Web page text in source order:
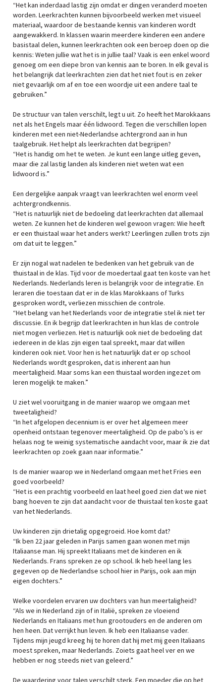
“Het kan inderdaad lastig zijn omdat er dingen veranderd moeten
worden. Leerkrachten kunnen bijvoorbeeld werken met visueel
materiaal, waardoor de bestaande kennis van kinderen wordt
aangewakkerd. In klassen waarin meerdere kinderen een andere
basistaal delen, kunnen leerkrachten ook een beroep doen op die
kennis: Weten jullie wat het is in jullie taal? Vaak is een enkel woord
genoeg om een diepe bron van kennis aan te boren. In elk geval is
het belangrijk dat leerkrachten zien dat het niet fout is en zeker
niet gevaarlijk om af en toe een woordje uit een andere taal te
gebruiken.”
De structuur van talen verschilt, legt u uit. Zo heeft het Marokkaans
net als het Engels maar één lidwoord. Tegen die verschillen lopen
kinderen met een niet-Nederlandse achtergrond aan in hun
taalgebruik. Het helpt als leerkrachten dat begrijpen?
“Het is handig om het te weten. Je kunt een lange uitleg geven,
maar die zal lastig landen als kinderen niet weten wat een
lidwoord is.”
Een dergelijke aanpak vraagt van leerkrachten wel enorm veel
achtergrondkennis.
“Het is natuurlijk niet de bedoeling dat leerkrachten dat allemaal
weten. Ze kunnen het de kinderen wel gewoon vragen: Wie heeft
er een thuistaal waar het anders werkt? Leerlingen zullen trots zijn
om dat uit te leggen.”
Er zijn nogal wat nadelen te bedenken van het gebruik van de
thuistaal in de klas. Tijd voor de moedertaal gaat ten koste van het
Nederlands. Nederlands leren is belangrijk voor de integratie. En
leraren die toestaan dat er in de klas Marokkaans of Turks
gesproken wordt, verliezen misschien de controle.
“Het belang van het Nederlands voor de integratie stel ik niet ter
discussie. En ik begrijp dat leerkrachten in hun klas de controle
niet mogen verliezen. Het is natuurlijk ook niet de bedoeling dat
iedereen in de klas zijn eigen taal spreekt, maar dat willen
kinderen ook niet. Voor hen is het natuurlijk dat er op school
Nederlands wordt gesproken, dat is inherent aan hun
meertaligheid. Maar soms kan een thuistaal worden ingezet om
leren mogelijk te maken.”
U ziet wel vooruitgang in de manier waarop we omgaan met
tweetaligheid?
“In het afgelopen decennium is er over het algemeen meer
openheid ontstaan tegenover meertaligheid. Op de pabo’s is er
helaas nog te weinig systematische aandacht voor, maar ik zie dat
leerkrachten op zoek gaan naar informatie.”
Is de manier waarop we in Nederland omgaan met het Fries een
goed voorbeeld?
“Het is een prachtig voorbeeld en laat heel goed zien dat we niet
bang hoeven te zijn dat aandacht voor de thuistaal ten koste gaat
van het Nederlands.
Uw kinderen zijn drietalig opgegroeid. Hoe komt dat?
“Ik ben 22 jaar geleden in Parijs samen gaan wonen met mijn
Italiaanse man. Hij spreekt Italiaans met de kinderen en ik
Nederlands. Frans spreken ze op school. Ik heb heel lang les
gegeven op de Nederlandse school hier in Parijs, ook aan mijn
eigen dochters.”
Welke voordelen ervaren uw dochters van hun meertaligheid?
“Als we in Nederland zijn of in Italië, spreken ze vloeiend
Nederlands en Italiaans met hun grootouders en de anderen om
hen heen. Dat verrijkt hun leven. Ik heb een Italiaanse vader.
Tijdens mijn jeugd kreeg hij te horen dat hij met mij geen Italiaans
moest spreken, maar Nederlands. Zoiets gaat heel ver en we
hebben er nog steeds niet van geleerd.”
De waardering voor talen verschilt sterk. Een moeder die op het